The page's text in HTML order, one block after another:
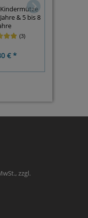
& 5 bis 8
(3)
€ *
zzgl.